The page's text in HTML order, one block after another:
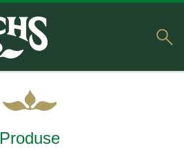
Produse